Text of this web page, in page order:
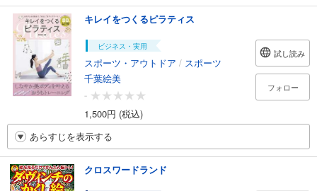
キレイをつくるピラティス
ビジネス・実用
スポーツ・アウトドア / スポーツ
千葉絵美
-
1,500円 (税込)
試し読み
フォロー
あらすじを表示する
クロスワードランド